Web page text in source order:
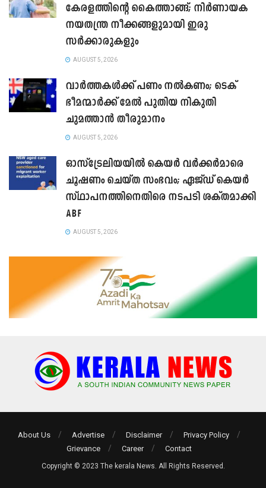
കേരളത്തിന്റെ കൈത്താങ്ങ്; നിർണായക
നയതന്ത്ര നീക്കങ്ങളുമായി ഇരു
സർക്കാരുകളും
AUGUST 5, 2026
വാർത്തകൾക്ക് പണം നൽകണം; ടെക്
ഭീമന്മാർക്ക് മേൽ പുതിയ നികുതി
ചുമത്താൻ തീരുമാനം
AUGUST 5, 2026
ഓസ്‌ട്രേലിയയിൽ കെയർ വർക്കർമാരെ
ചൂഷണം ചെയ്ത സംഭവം; ഏജ്ഡ് കെയർ
സ്ഥാപനത്തിനെതിരെ നടപടി ശക്തമാക്കി
ABF
AUGUST 5, 2026
About Us Advertise Disclaimer
Privacy Policy
Grievance
Career Contact
Copyright © 2023 The kerala News. All Rights Reserved.